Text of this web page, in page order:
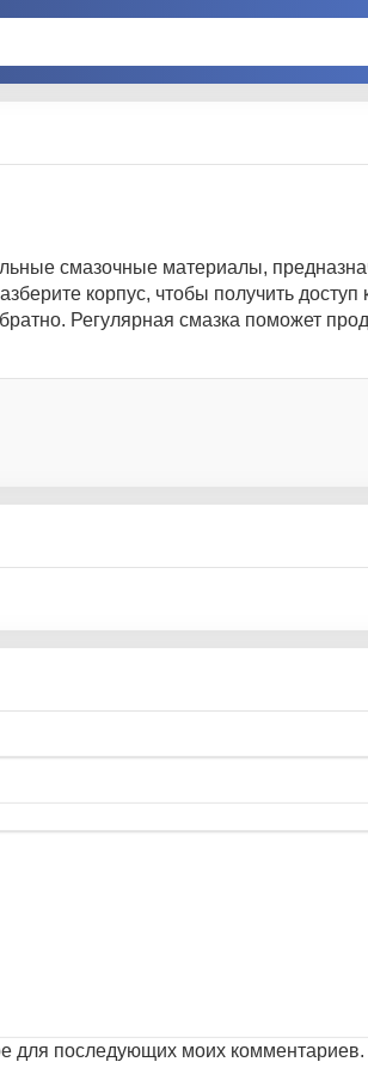
смазочные материалы,
корпус, чтобы получить доступ
Регулярная смазка поможет
для последующих моих комментариев.